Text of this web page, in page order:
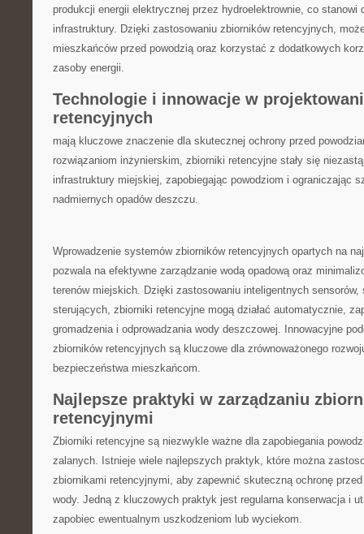
produkcji energii⁣ elektrycznej przez ‍hydroelektrownie, co stanowi
infrastruktury. Dzięki zastosowaniu zbiorników retencyjnych,
mieszkańców przed‍ powodzią oraz ‍korzystać⁢ z dodatkowych⁤
zasoby energii.
Technologie i innowacje‌ w
retencyjnych
⁢mają⁢ kluczowe znaczenie dla skutecznej ochrony przed
rozwiązaniom inżynierskim, ‍zbiorniki retencyjne​ stały się
⁣infrastruktury miejskiej, ‍zapobiegając⁢ powodziom i ograniczając
⁢nadmiernych⁢ opadów deszczu.
Wprowadzenie⁢ systemów zbiorników retencyjnych opartych‍ na
pozwala na⁣ efektywne zarządzanie‌ wodą ‌opadową ⁢oraz
terenów miejskich. Dzięki ​zastosowaniu⁢ inteligentnych
sterujących,‍ zbiorniki retencyjne mogą ‍działać automatycznie,
gromadzenia i odprowadzania‌ wody deszczowej.⁣ Innowacyjne
zbiorników retencyjnych‍ są kluczowe dla zrównoważonego
bezpieczeństwa mieszkańcom.
Najlepsze praktyki ‌w⁤ zarządzaniu
retencyjnymi
Zbiorniki retencyjne są niezwykle ważne dla zapobiegania
zalanych.‍ Istnieje wiele najlepszych​ praktyk, które można
zbiornikami retencyjnymi, aby zapewnić⁤ skuteczną ochronę ​przed
‌wody. Jedną z kluczowych praktyk ⁢jest regularna⁢ konserwacja⁣ i​
zapobiec‌ ewentualnym uszkodzeniom‌ lub wyciekom.